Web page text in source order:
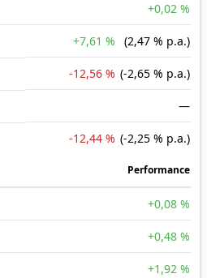
+0,02 %
+7,61 % (2,47 % p.a.)
-12,56 % (-2,65 % p.a.)
—
-12,44 % (-2,25 % p.a.)
Performance
+0,08 %
+0,48 %
+1,92 %